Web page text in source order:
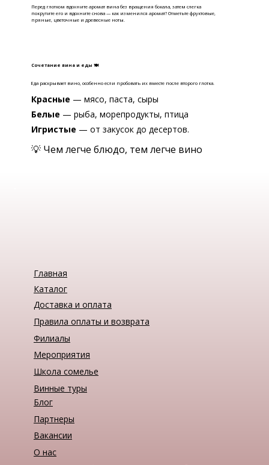
Перед глотком вдохните аромат вина без вращения бокала, затем слегка
покрутите его и вдохните снова — как изменился аромат? Отметьте фруктовые,
пряные, цветочные и древесные ноты.
Сочетание вина и еды 🍽
Еда раскрывает вино, особенно если пробовать их вместе после второго глотка.
Красные — мясо, паста, сыры
Белые — рыба, морепродукты, птица
Игристые — от закусок до десертов.
💡 Чем легче блюдо, тем легче вино
Главная
Каталог
Доставка и оплата
Правила оплаты и возврата
Филиалы
Мероприятия
Школа сомелье
Винные туры
Блог
О нас
Партнеры
Вакансии